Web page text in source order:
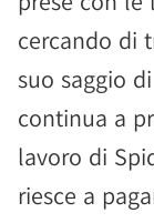
cercando di
suo saggio
continua a
lavoro di
riesce a